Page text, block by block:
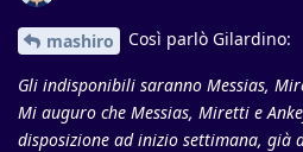
mashiro Così parlò Gilardino:
Gli indisponibili saranno Messias,
Mi auguro che Messias, Miretti e
disposizione ad inizio settimana, già